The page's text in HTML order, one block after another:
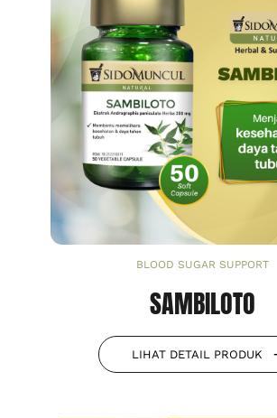
BLOOD SUGAR SUPPORT
SAMBILOTO
LIHAT DETAIL PRODUK